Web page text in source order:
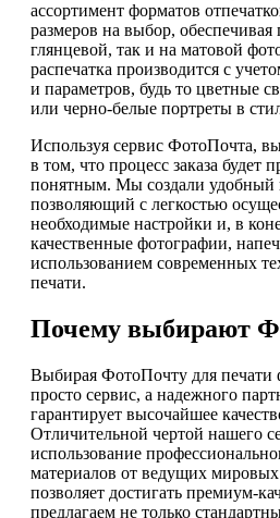
ассортимент форматов
размеров на выбор, обеспечивая
глянцевой, так и на матовой
распечатка производится с
и параметров, будь то цветные
или черно-белые портреты в
Используя сервис ФотоПочта,
в том, что процесс заказа будет
понятным. Мы создали удобный
позволяющий с легкостью
необходимые настройки и, в
качественные фотографии,
использованием современных
печати.
Почему выбирают
Выбирая ФотоПочту для печати
просто сервис, а надежного
гарантирует высочайшее
Отличительной чертой нашего
использование
материалов от ведущих
позволяет достигать премиум-
предлагаем не только